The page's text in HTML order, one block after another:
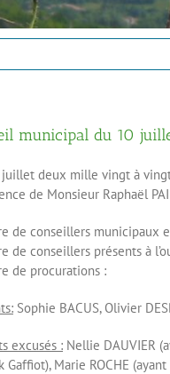
municipal du 10
deux mille vingt à
de Monsieur Raphaël
de conseillers
de conseillers
de
Sophie BACUS, Olivier
excusés : Nellie DAUVIER
Gaffiot), Marie ROCHE